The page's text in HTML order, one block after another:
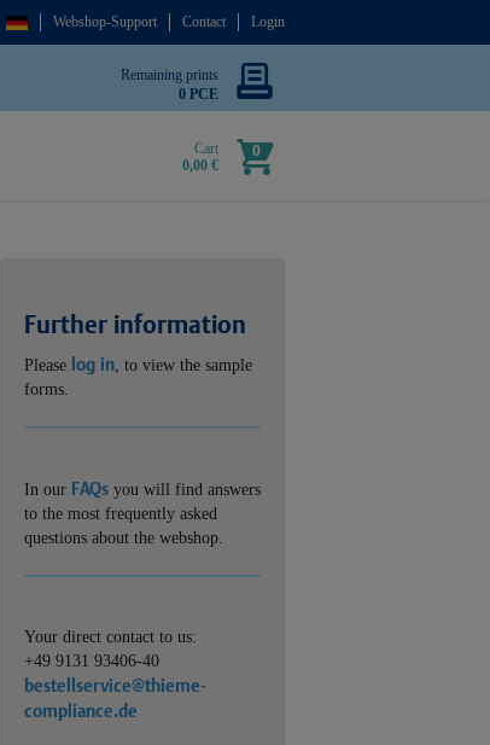
Webshop-Support Contact Login
Remaining prints
0 PCE
Cart
0,00 €
0
Further information
Please log in, to view the sample
forms.
In our FAQs you will find answers
to the most frequently asked
questions about the webshop.
Your direct contact to us:
+49 9131 93406-40
bestellservice@thieme-
compliance.de